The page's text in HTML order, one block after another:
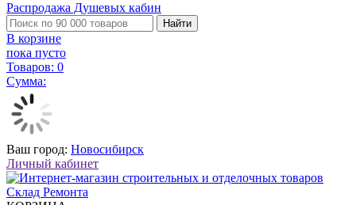
Распродажа Душевых кабин
Найти
В корзине
пока пусто
Товаров: 0
Сумма:
Ваш город: Новосибирск
Личный кабинет